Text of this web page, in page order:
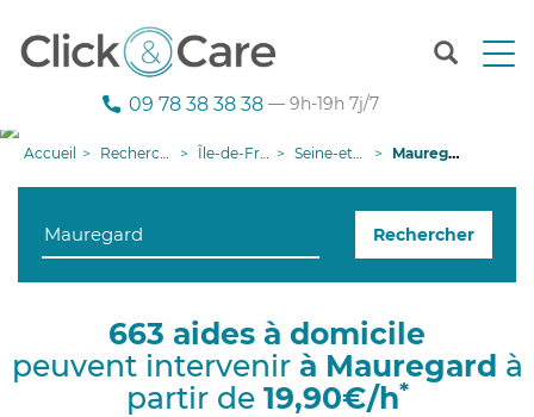
T
n
g
09 78 38 38 38 — 9h-19h 7j/7
Accueil Recherche aide à domicile Île-de-France Seine-et-Marne Mauregard
Rechercher
663 aides à domicile
peuvent intervenir à Mauregard à
partir de 19,90€/h*